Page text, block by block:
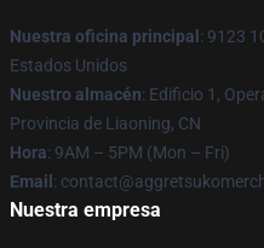
Nuestra oficina principal : 9123
Estados Unidos
Nuestro almacén: Edificio 1,
Provincia de Liaoning, CN
Hora: 9AM – 5PM (Mon – Fri)
Email :
Nuestra empresa